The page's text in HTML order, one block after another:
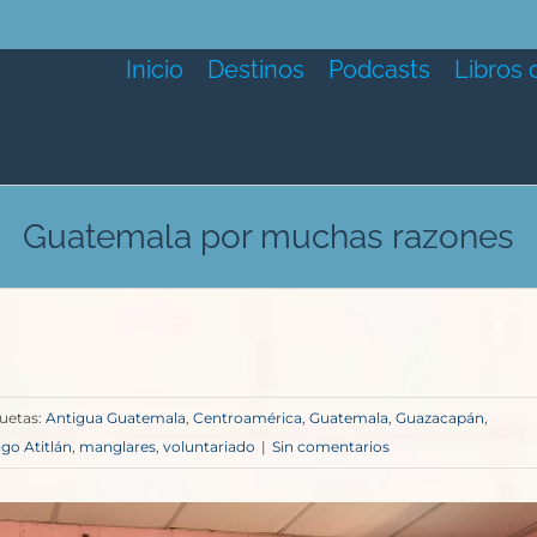
Inicio Destinos Podcasts Libros
Guatemala por muchas razones
Antigua Guatemala, Centroamérica, Guatemala, Guazacapán,
Atitlán, manglares, voluntariado | Sin comentarios